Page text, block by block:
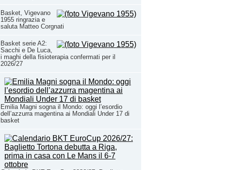
Basket, Vigevano
1955 ringrazia e
saluta Matteo Corgnati
Basket serie A2:
Sacchi e De Luca,
i maghi della fisioterapia confermati per il
2026/27
Emilia Magni sogna il Mondo: oggi l’esordio
dell’azzurra magentina ai Mondiali Under 17 di
basket